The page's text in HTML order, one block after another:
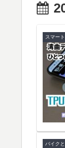
スマー
バイク